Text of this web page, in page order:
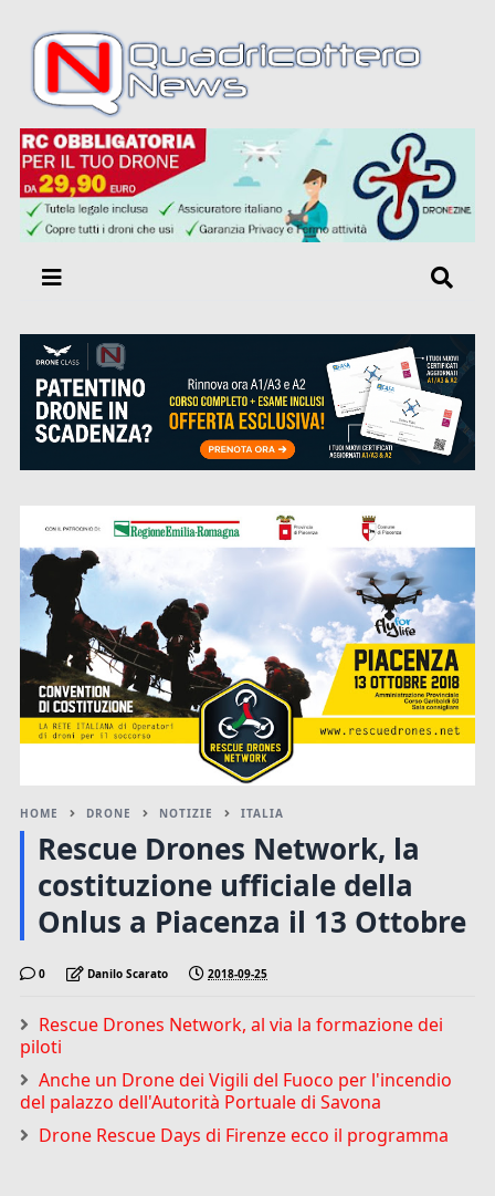
HOME DRONE NOTIZIE ITALIA
Rescue Drones Network, la
costituzione ufficiale della
Onlus a Piacenza il 13 Ottobre
0 Danilo Scarato 2018-09-25
Rescue Drones Network, al via la formazione dei
piloti
Anche un Drone dei Vigili del Fuoco per l'incendio
del palazzo dell'Autorità Portuale di Savona
Drone Rescue Days di Firenze ecco il programma